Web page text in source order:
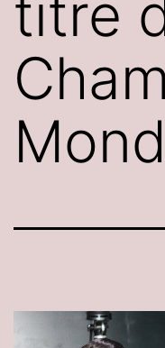
titre